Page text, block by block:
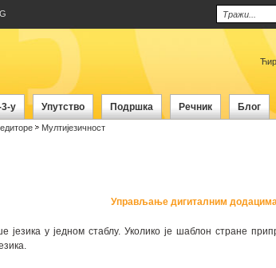
у Упутство Подршка Речник Блог
Мултијезичност
Управљање дигиталним
у једном стаблу. Уколико је шаблон стране